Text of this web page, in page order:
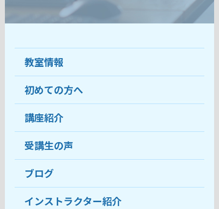
教室情報
教室について
受講生の声
おすすめ・人気の講座
目的から講座を探す
教室ブログ
初めての方へ
ココがおすすめ
料金
受講までの流れ
よくあるご質問
講座紹介
受講生の声
ブログ
インストラクター紹介